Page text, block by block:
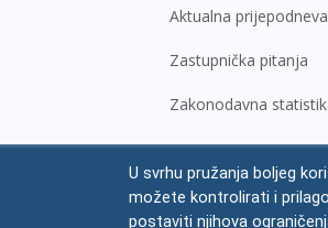
Aktualna prijepodneva
Zastupnička pitanja
Zakonodavna
© Hrvatski sabor, 2026
U svrhu pružanja boljeg
možete kontrolirati i
postaviti njihova